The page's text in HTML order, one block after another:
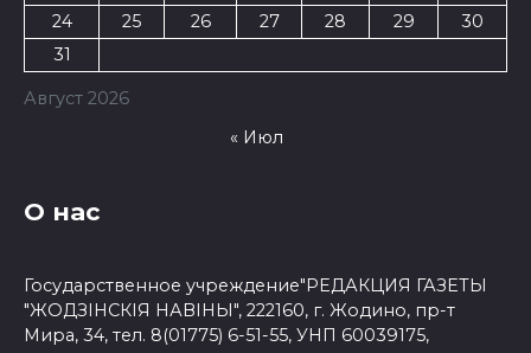
Август 2026
24
25 26 27 28 29
30
31
« Июл
О нас
Государственное учреждение"РЕДАКЦИЯ ГАЗЕТЫ
"ЖОДЗІНСКІЯ НАВІНЫ", 222160, г. Жодино, пр-т
Мира, 34, тел. 8(01775) 6-51-55, УНП 60039175,